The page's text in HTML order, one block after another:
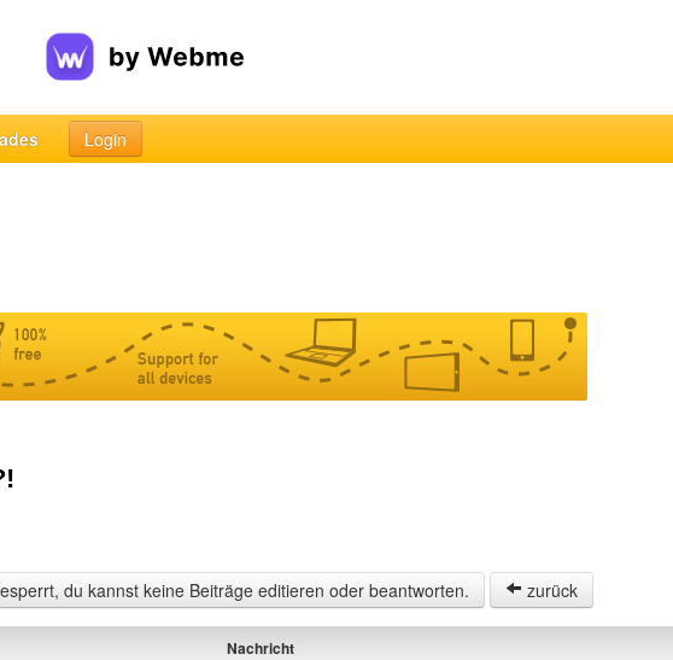
Login
du kannst keine Beiträge editieren oder beantworten. zurück
Nachricht